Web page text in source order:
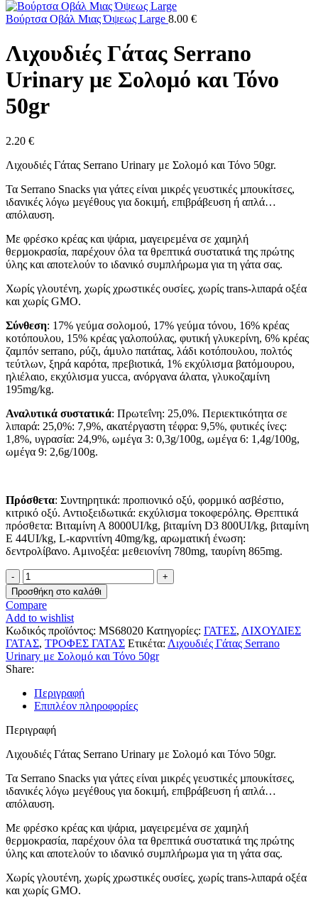
Βούρτσα Οβάλ Μιας Όψεως Large 8.00 €
Λιχουδιές Γάτας Serrano
Urinary με Σολομό και Τόνο
50gr
2.20 €
Λιχουδιές Γάτας Serrano Urinary με Σολομό και Τόνο 50gr.
Τα Serrano Snacks για γάτες είναι µικρές γευστικές µπουκίτσες,
ιδανικές λόγω µεγέθους για δοκιµή, επιβράβευση ή απλά…
απόλαυση.
Με φρέσκο κρέας και ψάρια, µαγειρεµένα σε χαµηλή
θερµοκρασία, παρέχουν όλα τα θρεπτικά συστατικά της πρώτης
ύλης και αποτελούν το ιδανικό συµπλήρωµα για τη γάτα σας.
Χωρίς γλουτένη, χωρίς χρωστικές ουσίες, χωρίς trans-λιπαρά οξέα
και χωρίς GMO.
Σύνθεση: 17% γεύμα σολομού, 17% γεύμα τόνου, 16% κρέας
κοτόπουλου, 15% κρέας γαλοπούλας, φυτική γλυκερίνη, 6% κρέας
ζαμπόν serrano, ρύζι, άμυλο πατάτας, λάδι κοτόπουλου, πολτός
τεύτλων, ξηρά καρότα, πρεβιοτικά, 1% εκχύλισμα βατόμουρου,
ηλιέλαιο, εκχύλισμα yucca, ανόργανα άλατα, γλυκοζαμίνη
195mg/kg.
Αναλυτικά συστατικά: Πρωτεΐνη: 25,0%. Περιεκτικότητα σε
λιπαρά: 25,0%: 7,9%, ακατέργαστη τέφρα: 9,5%, φυτικές ίνες:
1,8%, υγρασία: 24,9%, ωμέγα 3: 0,3g/100g, ωμέγα 6: 1,4g/100g,
ωμέγα 9: 2,6g/100g.
Πρόσθετα: Συντηρητικά: προπιονικό οξύ, φορμικό ασβέστιο,
κιτρικό οξύ. Αντιοξειδωτικά: εκχύλισμα τοκοφερόλης. Θρεπτικά
πρόσθετα: Βιταμίνη Α 8000UI/kg, βιταμίνη D3 800UI/kg, βιταμίνη
Ε 44UI/kg, L-καρνιτίνη 40mg/kg, αρωματική ένωση:
δεντρολίβανο. Αμινοξέα: μεθειονίνη 780mg, ταυρίνη 865mg.
Λιχουδιές
Γάτας
Serrano
Urinary
με
Σολομό
και
Τόνο
50gr
ποσότητα
Προσθήκη στο καλάθι
Compare
Add to wishlist
Κωδικός προϊόντος: MS68020 Κατηγορίες: ΓΑΤΕΣ, ΛΙΧΟΥΔΙΕΣ
ΓΑΤΑΣ, ΤΡΟΦΕΣ ΓΑΤΑΣ Ετικέτα: Λιχουδιές Γάτας Serrano
Urinary με Σολομό και Τόνο 50gr
Share:
Περιγραφή
Επιπλέον πληροφορίες
Περιγραφή
Λιχουδιές Γάτας Serrano Urinary με Σολομό και Τόνο 50gr.
Τα Serrano Snacks για γάτες είναι µικρές γευστικές µπουκίτσες,
ιδανικές λόγω µεγέθους για δοκιµή, επιβράβευση ή απλά…
απόλαυση.
Με φρέσκο κρέας και ψάρια, µαγειρεµένα σε χαµηλή
θερµοκρασία, παρέχουν όλα τα θρεπτικά συστατικά της πρώτης
ύλης και αποτελούν το ιδανικό συµπλήρωµα για τη γάτα σας.
Χωρίς γλουτένη, χωρίς χρωστικές ουσίες, χωρίς trans-λιπαρά οξέα
και χωρίς GMO.